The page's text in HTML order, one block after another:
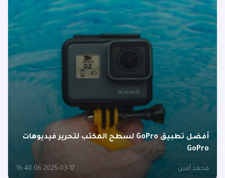
أفضل تطبيق GoPro لسطح المكتب لتحرير فيديوهات
GoPro
محمد أمين 2025-03-17 16:40:06